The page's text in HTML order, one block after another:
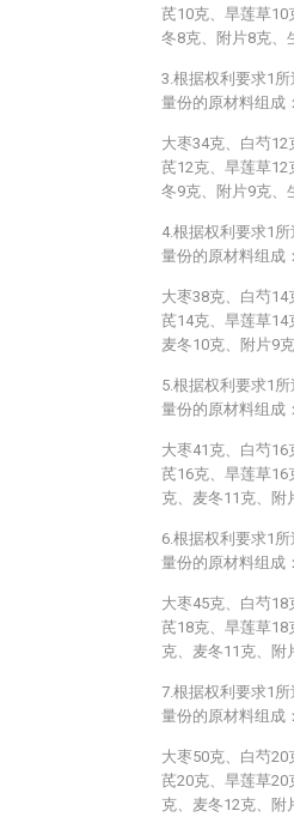
芪10克、旱莲草
冬8克、附片8克、
3.根据权利要求1
量份的原材料组成：
大枣34克、白芍
芪12克、旱莲草
冬9克、附片9克、
4.根据权利要求1
量份的原材料组成：
大枣38克、白芍
芪14克、旱莲草14
麦冬10克、附片9
5.根据权利要求1
量份的原材料组成：
大枣41克、白芍
芪16克、旱莲草16
克、麦冬11克、附
6.根据权利要求1
量份的原材料组成：
大枣45克、白芍
芪18克、旱莲草18
克、麦冬11克、附
7.根据权利要求1
量份的原材料组成：
大枣50克、白芍
芪20克、旱莲草20
克、麦冬12克、附